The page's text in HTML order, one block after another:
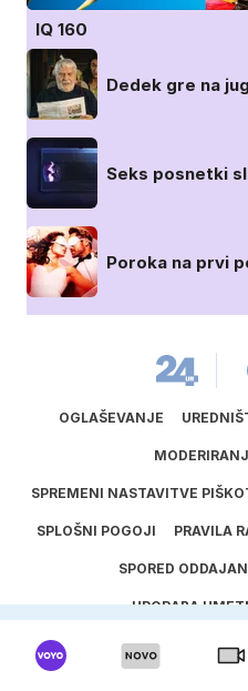
IQ 160
Dedek gre na jug
Seks posnetki
Poroka na prvi
OGLAŠEVANJE
SPREMENI NASTAVITVE
SPLOŠNI POGOJI PRAVILA
SPORED
UPORABA